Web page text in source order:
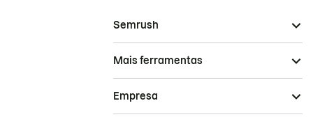
Semrush
Mais ferramentas
Empresa